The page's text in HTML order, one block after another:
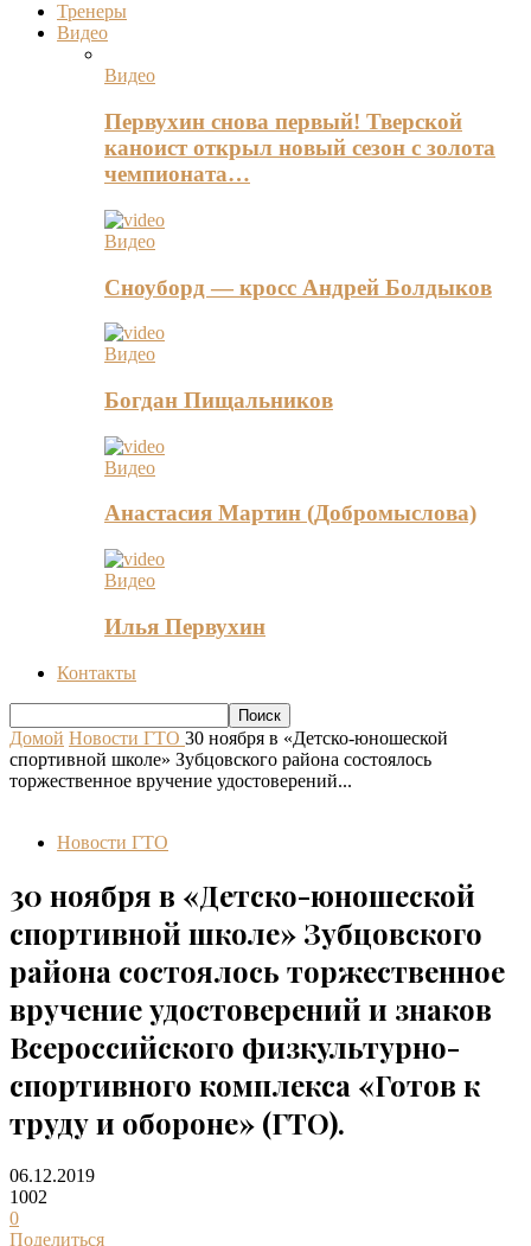
Тренеры
Видео
Видео
Первухин снова первый! Тверской
каноист открыл новый сезон с золота
чемпионата…
Видео
Сноуборд — кросс Андрей Болдыков
Видео
Богдан Пищальников
Видео
Анастасия Мартин (Добромыслова)
Видео
Илья Первухин
Контакты
Домой Новости ГТО 30 ноября в «Детско-юношеской
спортивной школе» Зубцовского района состоялось
торжественное вручение удостоверений...
Новости ГТО
30 ноября в «Детско-юношеской
спортивной школе» Зубцовского
района состоялось торжественное
вручение удостоверений и знаков
Всероссийского физкультурно-
спортивного комплекса «Готов к
труду и обороне» (ГТО).
06.12.2019
1002
0
Поделиться